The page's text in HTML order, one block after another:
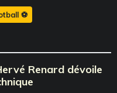
⚽️
Renard dévoile